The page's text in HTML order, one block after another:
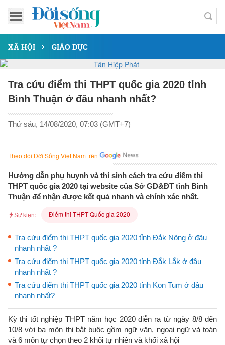
XÃ HỘI GIÁO DỤC
Tra cứu điểm thi THPT quốc gia 2020 tỉnh
Bình Thuận ở đâu nhanh nhất?
Thứ sáu, 14/08/2020, 07:03 (GMT+7)
Theo dõi Đời Sống Việt Nam trên
Hướng dẫn phụ huynh và thí sinh cách tra cứu điểm thi
THPT quốc gia 2020 tại website của Sở GD&ĐT tỉnh Bình
Thuận để nhận được kết quả nhanh và chính xác nhất.
Sự kiện: Điểm thi THPT Quốc gia 2020
Tra cứu điểm thi THPT quốc gia 2020 tỉnh Đắk Nông ở đâu
nhanh nhất ?
Tra cứu điểm thi THPT quốc gia 2020 tỉnh Đắk Lắk ở đâu
nhanh nhất ?
Tra cứu điểm thi THPT quốc gia 2020 tỉnh Kon Tum ở đâu
nhanh nhất?
Kỳ thi tốt nghiệp THPT năm học 2020 diễn ra từ ngày 8/8 đến
10/8 với ba môn thi bắt buộc gồm ngữ văn, ngoại ngữ và toán
và 6 môn tự chọn theo 2 khối tự nhiên và khối xã hội